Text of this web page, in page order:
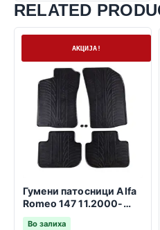
RELATED
АКЦИЈА!
Гумени патосници Alfa
Romeo 147 11.2000-
03.2010
Во залиха